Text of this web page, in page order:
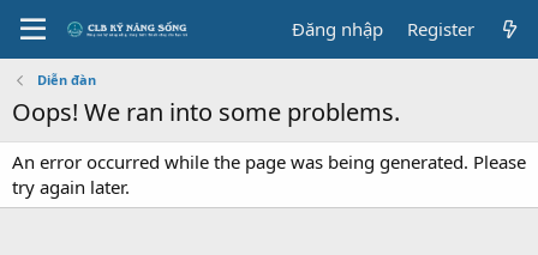
Đăng nhập Register
Diễn đàn
Oops! We ran into some problems.
An error occurred while the page was being generated. Please
try again later.